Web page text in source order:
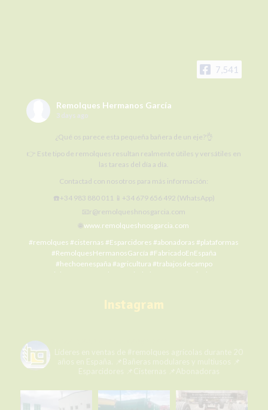
7,541
Remolques Hermanos García
3 days ago
¿Qué os parece esta pequeña bañera de un eje?👌
👉 Este tipo de remolques resultan realmente útiles y versátiles en
las tareas del día a día.
Contactad con nosotros para más información:
☎️+34 983 880 011 📱+34 679 656 492 (WhatsApp)
📧r@remolqueshnosgarcia.com
🌐www.remolqueshnosgarcia.com
#remolques #cisternas #Esparcidores #abonadoras #plataformas
#RemolquesHermanosGarcía #FabricadoEnEspaña
#hechoenespaña #agricultura #trabajosdecampo
#SiElCampoNoProduceLaCiudadNoCome
#agriculture
#agro #ElCampoNoPara
View on Facebook
Remolques Hermanos García
Instagram
Líderes en ventas de #remolques agrícolas durante 20
años en España.
📌Bañeras modulares y multiusos
📌
Esparcidores
📌Cisternas 📌Abonadoras